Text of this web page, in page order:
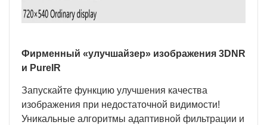
Фирменный «улучшайзер» изображения 3DNR
и PureIR
Запускайте функцию улучшения качества
изображения при недостаточной видимости!
Уникальные алгоритмы адаптивной фильтрации и